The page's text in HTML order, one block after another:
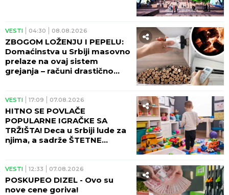
VESTI 04:30 08.08.2026
ZBOGOM LOŽENJU I PEPELU:
Domaćinstva u Srbiji masovno
prelaze na ovaj sistem
grejanja – računi drastično
VESTI 17:09 07.08.2026
HITNO SE POVLAČE
POPULARNE IGRAČKE SA
TRŽIŠTA! Deca u Srbiji lude za
njima, a sadrže ŠTETNE
VESTI 12:33 07.08.2026
POSKUPEO DIZEL - Ovo su
nove cene goriva!